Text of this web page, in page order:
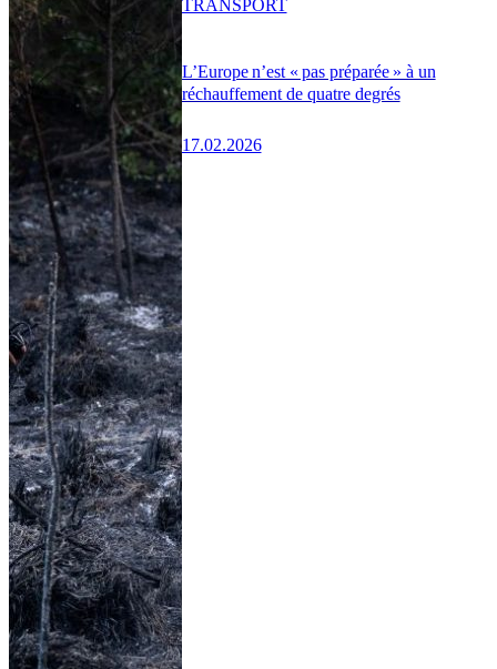
L’Europe n’est « pas préparée » à un
réchauffement de quatre degrés
17.02.2026
TRANSPORT